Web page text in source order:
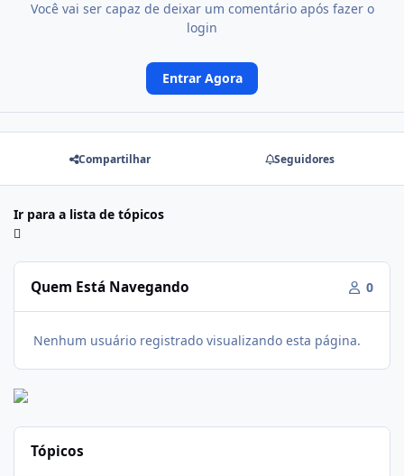
Você vai ser capaz de deixar um comentário após fazer o
login
Entrar Agora
Compartilhar Seguidores
Ir para a lista de tópicos
Quem Está Navegando 0
Nenhum usuário registrado visualizando esta página.
Tópicos